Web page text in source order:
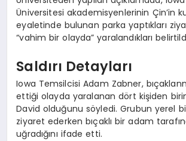
Üniversitesi akademisyenlerinin Çin’in
eyaletinde bulunan parka yaptıkları
“vahim bir olayda” yaralandıkları
Saldırı Detayları
Iowa Temsilcisi Adam Zabner,
ettiği olayda yaralanan dört kişiden
David olduğunu söyledi. Grubun yerel
ziyaret ederken bıçaklı bir adam
uğradığını ifade etti.